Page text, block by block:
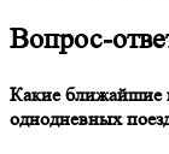
Вопрос-
Какие ближайшие
однодневных